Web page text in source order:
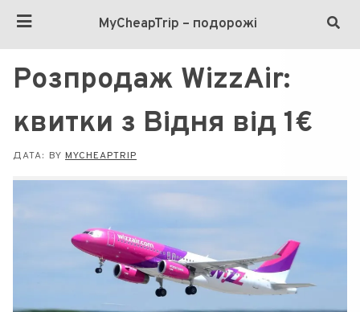
MyCheapTrip – подорожі
Розпродаж WizzAir:
квитки з Відня від 1€
ДАТА: BY MYCHEAPTRIP